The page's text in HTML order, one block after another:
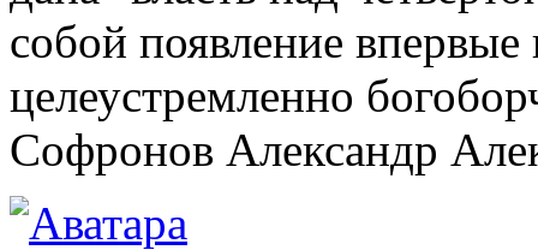
собой появление впервые
целеустремленно
Софронов Александр